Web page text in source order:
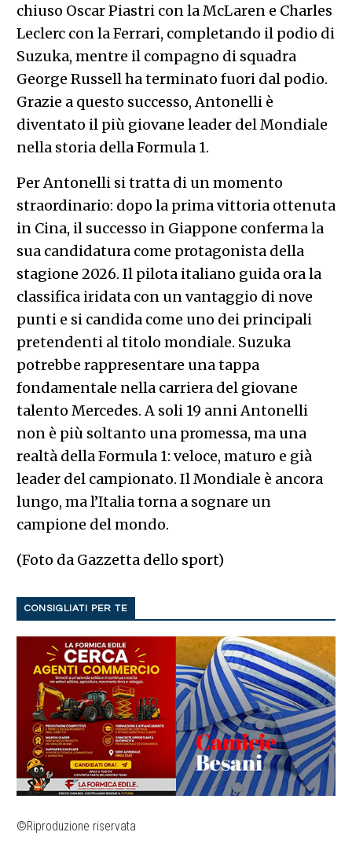
chiuso Oscar Piastri con la McLaren e Charles
Leclerc con la Ferrari, completando il podio di
Suzuka, mentre il compagno di squadra
George Russell ha terminato fuori dal podio.
Grazie a questo successo, Antonelli è
diventato il più giovane leader del Mondiale
nella storia della Formula 1.
Per Antonelli si tratta di un momento
straordinario: dopo la prima vittoria ottenuta
in Cina, il successo in Giappone conferma la
sua candidatura come protagonista della
stagione 2026. Il pilota italiano guida ora la
classifica iridata con un vantaggio di nove
punti e si candida come uno dei principali
pretendenti al titolo mondiale. Suzuka
potrebbe rappresentare una tappa
fondamentale nella carriera del giovane
talento Mercedes. A soli 19 anni Antonelli
non è più soltanto una promessa, ma una
realtà della Formula 1: veloce, maturo e già
leader del campionato. Il Mondiale è ancora
lungo, ma l’Italia torna a sognare un
campione del mondo.
(Foto da Gazzetta dello sport)
CONSIGLIATI PER TE
©Riproduzione riservata